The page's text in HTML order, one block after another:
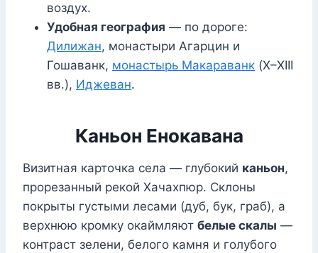
воздух.
Удобная география — по дороге:
Дилижан, монастыри Агарцин и
Гошаванк, монастырь Макараванк (X–XIII
вв.), Иджеван.
Каньон Енокавана
Визитная карточка села — глубокий каньон,
прорезанный рекой Хачахпюр. Склоны
покрыты густыми лесами (дуб, бук, граб), а
верхнюю кромку окаймляют белые скалы —
контраст зелени, белого камня и голубого